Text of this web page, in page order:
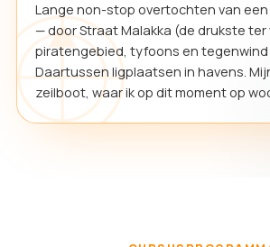
Lange non-stop overtochten van
— door Straat Malakka (de drukste ter
piratengebied, tyfoons en
Daartussen ligplaatsen in havens.
zeilboot, waar ik op dit moment op